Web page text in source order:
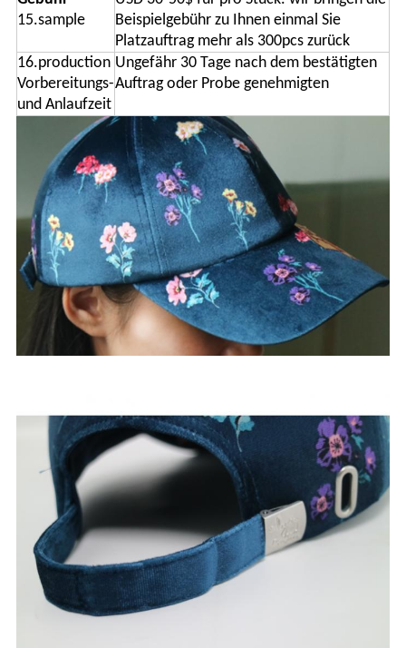
15.sample
Beispielgebühr zu Ihnen einmal Sie
Platzauftrag mehr als 300pcs zurück
16.production
Vorbereitungs-
und Anlaufzeit
Ungefähr 30 Tage nach dem bestätigten
Auftrag oder Probe genehmigten